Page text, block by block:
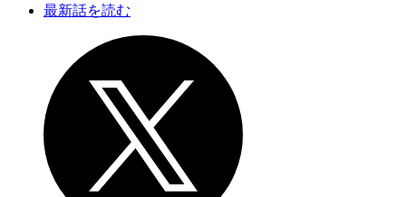
最新話を読む